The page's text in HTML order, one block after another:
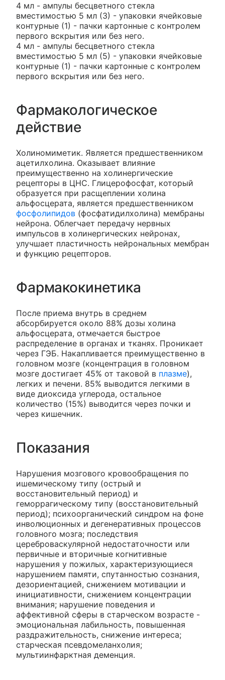
4 мл - ампулы бесцветного стекла
вместимостью 5 мл (3) - упаковки ячейковые
контурные (1) - пачки картонные с контролем
первого вскрытия или без него.
4 мл - ампулы бесцветного стекла
вместимостью 5 мл (5) - упаковки ячейковые
контурные (1) - пачки картонные с контролем
первого вскрытия или без него.
Фармакологическое
действие
Холиномиметик. Является предшественником
ацетилхолина. Оказывает влияние
преимущественно на холинергические
рецепторы в ЦНС. Глицерофосфат, который
образуется при расщеплении холина
альфосцерата, является предшественником
фосфолипидов (фосфатидилхолина) мембраны
нейрона. Облегчает передачу нервных
импульсов в холинергических нейронах,
улучшает пластичность нейрональных мембран
и функцию рецепторов.
Фармакокинетика
После приема внутрь в среднем
абсорбируется около 88% дозы холина
альфосцерата, отмечается быстрое
распределение в органах и тканях. Проникает
через ГЭБ. Накапливается преимущественно в
головном мозге (концентрация в головном
мозге достигает 45% от таковой в плазме),
легких и печени. 85% выводится легкими в
виде диоксида углерода, остальное
количество (15%) выводится через почки и
через кишечник.
Показания
Нарушения мозгового кровообращения по
ишемическому типу (острый и
восстановительный период) и
геморрагическому типу (восстановительный
период); психоорганический синдром на фоне
инволюционных и дегенеративных процессов
головного мозга; последствия
цереброваскулярной недостаточности или
первичные и вторичные когнитивные
нарушения у пожилых, характеризующиеся
нарушением памяти, спутанностью сознания,
дезориентацией, снижением мотивации и
инициативности, снижением концентрации
внимания; нарушение поведения и
аффективной сферы в старческом возрасте -
эмоциональная лабильность, повышенная
раздражительность, снижение интереса;
старческая псевдомеланхолия;
мультиинфарктная деменция.